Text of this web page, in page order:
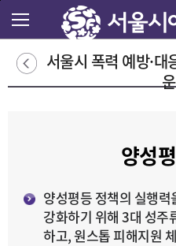
바
기
서울시 폭력 예방·
양성
양성평등 정책의 실행력
강화하기 위해 3대 성주
하고, 원스톱 피해지원